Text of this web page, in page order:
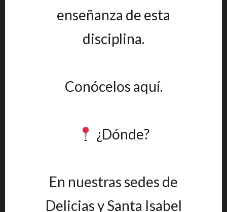
enseñanza de esta
disciplina.
Conócelos aquí.
¿Dónde?
En nuestras sedes de
Delicias y Santa Isabel